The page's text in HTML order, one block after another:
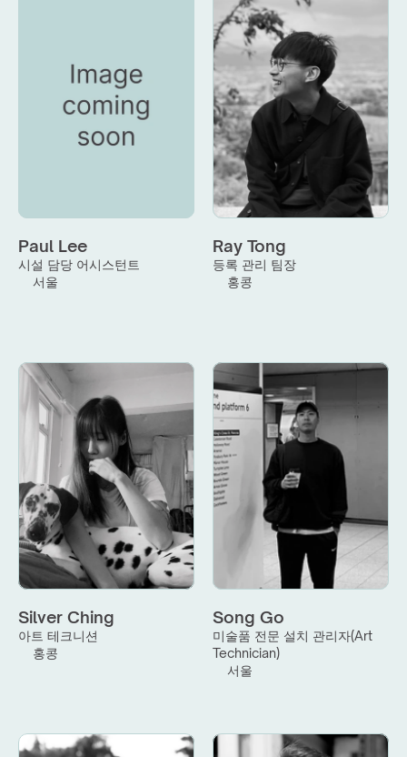
Paul Lee
시설 담당 어시스턴트
서울
Ray Tong
등록 관리 팀장
홍콩
Silver Ching
아트 테크니션
홍콩
Song Go
미술품 전문 설치 관리자(Art
Technician)
서울